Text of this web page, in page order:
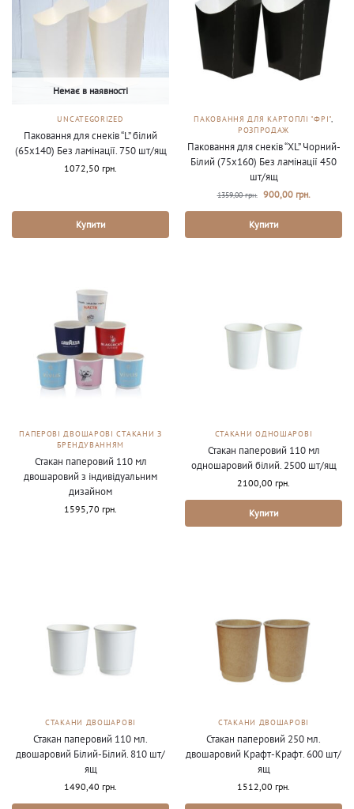
Немає в наявності
UNCATEGORIZED
Паковання для снеків “L” білий
(65х140) Без ламінації. 750 шт/ящ
1072,50 грн.
Купити
ПАКОВАННЯ ДЛЯ КАРТОПЛІ "ФРІ",
РОЗПРОДАЖ
Паковання для снеків “XL” Чорний-
Білий (75х160) Без ламінації 450
шт/ящ
1359,00грн. 900,00 грн.
Купити
ПАПЕРОВІ ДВОШАРОВІ СТАКАНИ З
БРЕНДУВАННЯМ
Стакан паперовий 110 мл
двошаровий з індивідуальним
дизайном
1595,70 грн.
СТАКАНИ ОДНОШАРОВІ
Стакан паперовий 110 мл
одношаровий білий. 2500 шт/ящ
2100,00 грн.
Купити
СТАКАНИ ДВОШАРОВІ
Стакан паперовий 110 мл.
двошаровий Білий-Білий. 810 шт/
ящ
1490,40 грн.
СТАКАНИ ДВОШАРОВІ
Стакан паперовий 250 мл.
двошаровий Крафт-Крафт. 600 шт/
ящ
1512,00 грн.